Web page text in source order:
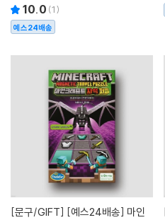
10.0 (1)
예스24배송
[문구/GIFT]